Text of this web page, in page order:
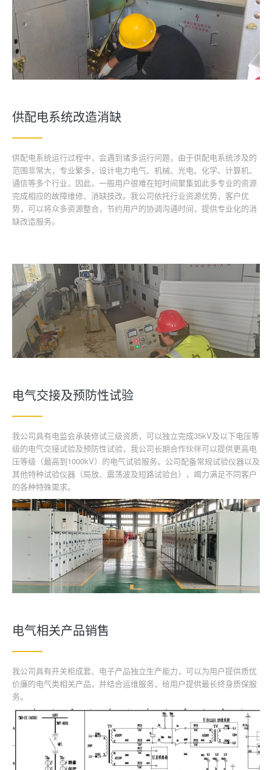
供配电系统改造消缺
供配电系统运行过程中，会遇到诸多运行问题，由于供配电系统涉及的
范围非常大，专业繁多，设计电力电气、机械、光电、化学、计算机、
通信等多个行业，因此，一般用户很难在短时间聚集如此多专业的资源
完成相应的故障维修、消缺技改。我公司依托行业资源优势，客户优
势，可以将众多资源整合，节约用户的协调沟通时间，提供专业化的消
缺改造服务。
电气交接及预防性试验
我公司具有电监会承装修试三级资质，可以独立完成35kV及以下电压等
级的电气交接试验及预防性试验，我公司长期合作伙伴可以提供更高电
压等级（最高到1000kV）的电气试验服务。公司配备常规试验仪器以及
其他特种试验仪器（局放、震荡波及短路试验台），竭力满足不同客户
的各种特殊需求。
电气相关产品销售
我公司具有开关柜成套、电子产品独立生产能力，可以为用户提供质优
价廉的电气类相关产品，并结合运维服务，给用户提供最长终身质保服
务。